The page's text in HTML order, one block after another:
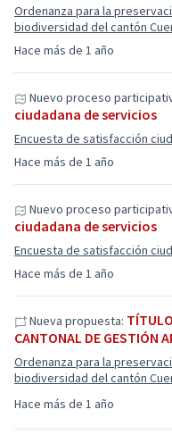
Hace más de 1 año
Ordenanza para la
biodiversidad del cantón
Hace más de 1 año
Nuevo proceso
ciudadana de servicios
Encuesta de satisfacción
Hace más de 1 año
Nuevo proceso
ciudadana de servicios
Encuesta de satisfacción
Hace más de 1 año
Nueva propuesta:
CANTONAL DE GESTIÓN
Ordenanza para la
biodiversidad del cantón